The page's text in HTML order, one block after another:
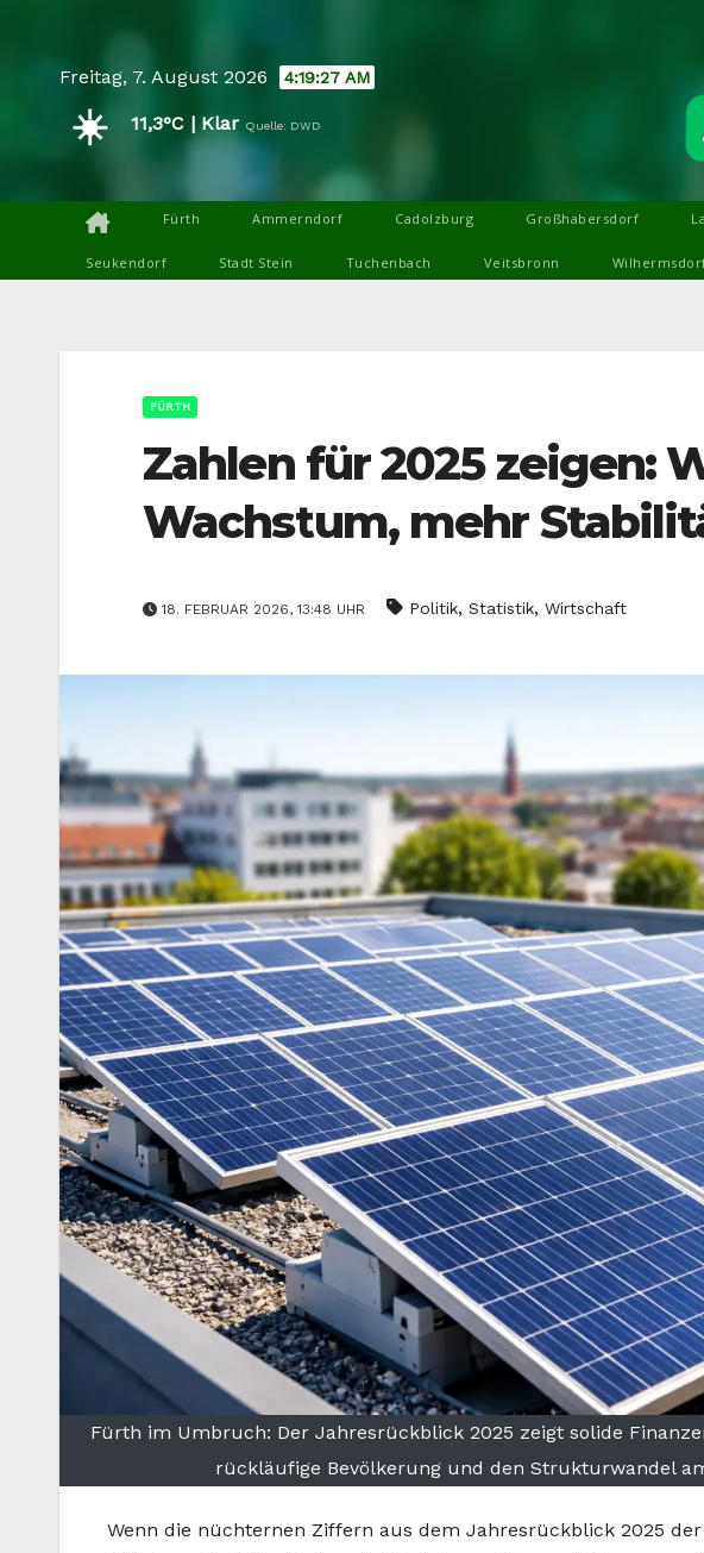
contentFreitag, 7. August 2026 4:19:28 AM
☀️ 11,3°C | Klar Quelle: DWD
Fürth Ammerndorf Cadolzburg Großhabersdorf
Seukendorf Stadt Stein Tuchenbach Veitsbronn
FÜRTH
Zahlen für 2025 zeigen:
Wachstum, mehr
18. FEBRUAR 2026, 13:48 UHR Politik, Statistik, Wirtschaft
Fürth im Umbruch: Der Jahresrückblick 2025 zeigt solide
rückläufige Bevölkerung und den Strukturwandel
Wenn die nüchternen Ziffern aus dem Jahresrückblick 2025